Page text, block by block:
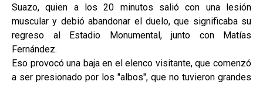
Suazo, quien a los 20 minutos salió con una lesión
muscular y debió abandonar el duelo, que significaba su
regreso al Estadio Monumental, junto con Matías
Fernández.
Eso provocó una baja en el elenco visitante, que comenzó
a ser presionado por los "albos", que no tuvieron grandes